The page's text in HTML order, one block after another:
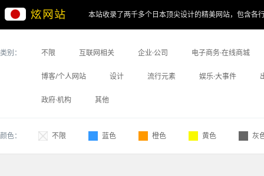
本站收录了两千多个日本顶尖设计的精美网站，包含各
类别： 不限 互联网相关 企业·公司 电子商务·在线商城
博客/个人网站 设计 流行元素 娱乐·大事件
政府·机构 其他
颜色： 不限 蓝色 橙色 黄色 灰